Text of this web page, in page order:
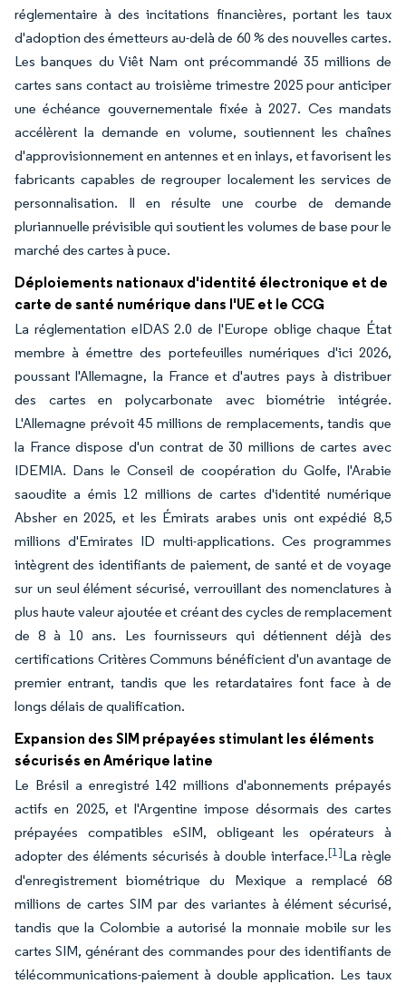
réglementaire à des incitations financières, portant les taux
d'adoption des émetteurs au-delà de 60 % des nouvelles cartes.
Les banques du Viêt Nam ont précommandé 35 millions de
cartes sans contact au troisième trimestre 2025 pour anticiper
une échéance gouvernementale fixée à 2027. Ces mandats
accélèrent la demande en volume, soutiennent les chaînes
d'approvisionnement en antennes et en inlays, et favorisent les
fabricants capables de regrouper localement les services de
personnalisation. Il en résulte une courbe de demande
pluriannuelle prévisible qui soutient les volumes de base pour le
marché des cartes à puce.
Déploiements nationaux d'identité électronique et de
carte de santé numérique dans l'UE et le CCG
La réglementation eIDAS 2.0 de l'Europe oblige chaque État
membre à émettre des portefeuilles numériques d'ici 2026,
poussant l'Allemagne, la France et d'autres pays à distribuer
des cartes en polycarbonate avec biométrie intégrée.
L'Allemagne prévoit 45 millions de remplacements, tandis que
la France dispose d'un contrat de 30 millions de cartes avec
IDEMIA. Dans le Conseil de coopération du Golfe, l'Arabie
saoudite a émis 12 millions de cartes d'identité numérique
Absher en 2025, et les Émirats arabes unis ont expédié 8,5
millions d'Emirates ID multi-applications. Ces programmes
intègrent des identifiants de paiement, de santé et de voyage
sur un seul élément sécurisé, verrouillant des nomenclatures à
plus haute valeur ajoutée et créant des cycles de remplacement
de 8 à 10 ans. Les fournisseurs qui détiennent déjà des
certifications Critères Communs bénéficient d'un avantage de
premier entrant, tandis que les retardataires font face à de
longs délais de qualification.
Expansion des SIM prépayées stimulant les éléments
sécurisés en Amérique latine
Le Brésil a enregistré 142 millions d'abonnements prépayés
actifs en 2025, et l'Argentine impose désormais des cartes
prépayées compatibles eSIM, obligeant les opérateurs à
adopter des éléments sécurisés à double interface.[1]La règle
d'enregistrement biométrique du Mexique a remplacé 68
millions de cartes SIM par des variantes à élément sécurisé,
tandis que la Colombie a autorisé la monnaie mobile sur les
cartes SIM, générant des commandes pour des identifiants de
télécommunications-paiement à double application. Les taux